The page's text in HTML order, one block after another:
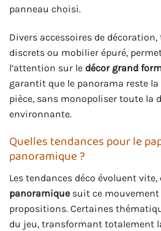
panneau choisi.
Divers accessoires de
discrets ou mobilier épuré,
l’attention sur le décor grand
garantit que le panorama reste
pièce, sans monopoliser toute la
environnante.
Quelles tendances pour le
panoramique ?
Les tendances déco évoluent vite,
panoramique suit ce
propositions. Certaines
du jeu, transformant totalement